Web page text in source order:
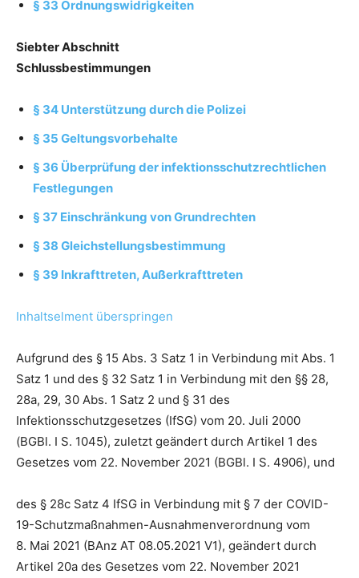
§ 33 Ordnungswidrigkeiten
Siebter Abschnitt
Schlussbestimmungen
§ 34 Unterstützung durch die Polizei
§ 35 Geltungsvorbehalte
§ 36 Überprüfung der infektionsschutzrechtlichen
Festlegungen
§ 37 Einschränkung von Grundrechten
§ 38 Gleichstellungsbestimmung
§ 39 Inkrafttreten, Außerkrafttreten
Inhaltselment überspringen
Aufgrund des § 15 Abs. 3 Satz 1 in Verbindung mit Abs. 1
Satz 1 und des § 32 Satz 1 in Verbindung mit den §§ 28,
28a, 29, 30 Abs. 1 Satz 2 und § 31 des
Infektionsschutzgesetzes (IfSG) vom 20. Juli 2000
(BGBl. I S. 1045), zuletzt geändert durch Artikel 1 des
Gesetzes vom 22. November 2021 (BGBl. I S. 4906), und
des § 28c Satz 4 IfSG in Verbindung mit § 7 der COVID-
19-Schutzmaßnahmen-Ausnahmenverordnung vom
8. Mai 2021 (BAnz AT 08.05.2021 V1), geändert durch
Artikel 20a des Gesetzes vom 22. November 2021